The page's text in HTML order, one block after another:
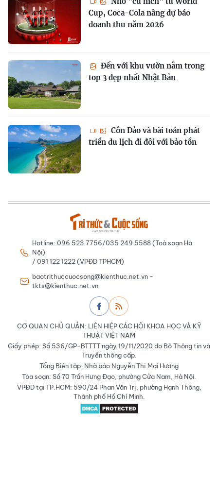
Cup, Coca-Cola nâng dự báo
doanh thu năm 2026
Đến với khu vườn nằm trong
top 3 đẹp nhất Nhật Bản
Côn Đảo và bài toán phát
triển du lịch đi đôi với bảo tồn
Hotline: 096 523 7756/035 249 5588 (Toà soạn Hà
Nội)
/ 091 122 1222 (VPĐD TPHCM)
baotrithuccuocsong@kienthuc.net.vn -
tkts@kienthuc.net.vn
CƠ QUAN CHỦ QUẢN: LIÊN HIỆP CÁC HỘI KHOA HỌC VÀ KỸ
THUẬT VIỆT NAM
Giấy phép: Số 536/GP-BTTTT ngày 19/11/2020 do Bộ Thông tin và
Truyền thông cấp.
Tổng Biên tập: Nhà báo Nguyễn Thị Mai Hương
Tòa soạn: Số 70 Trần Hưng Đạo, phường Cửa Nam, Hà Nội.
VPĐD tại TP.HCM: 590/24 Phan Văn Trị, phường Hạnh Thông,
Thành phố Hồ Chí Minh.